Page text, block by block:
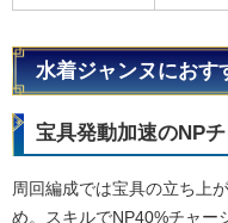
水着ジャンヌにおす
宝具発動加速のNP
周回編成では宝具の立ち上
め。スキルでNP40%チャー